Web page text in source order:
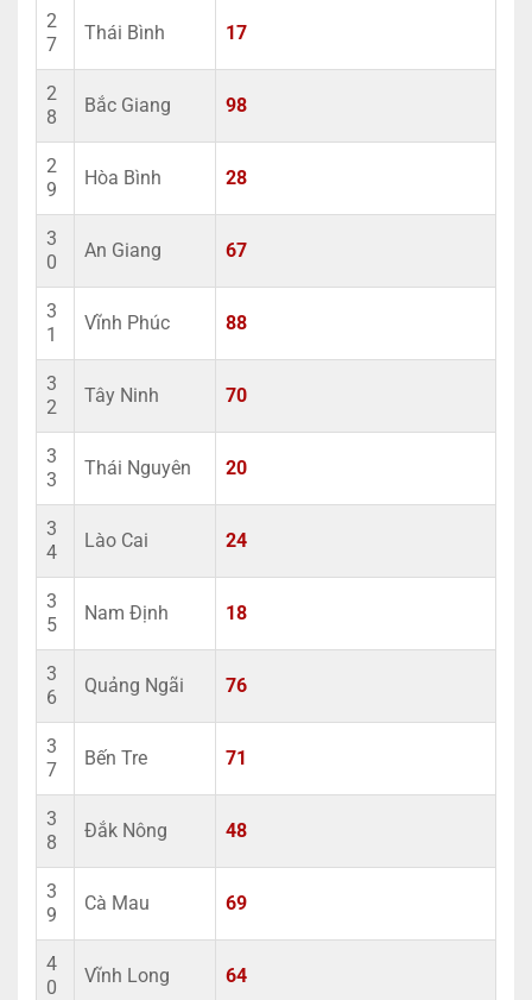
2
7
Thái Bình 17
2
8
Bắc Giang 98
2
9
Hòa Bình 28
3
0
An Giang 67
3
1
Vĩnh Phúc 88
3
2
Tây Ninh 70
3
3
Thái Nguyên 20
3
4
Lào Cai 24
3
5
Nam Định 18
3
6
Quảng Ngãi 76
3
7
Bến Tre 71
3
8
Đắk Nông 48
3
9
Cà Mau 69
4
0
Vĩnh Long 64